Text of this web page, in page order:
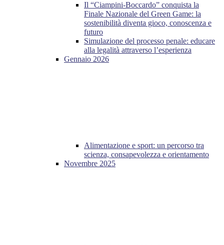
Il “Ciampini-Boccardo” conquista la
Finale Nazionale del Green Game: la
sostenibilità diventa gioco, conoscenza e
futuro
Simulazione del processo penale: educare
alla legalità attraverso l’esperienza
Gennaio 2026
Alimentazione e sport: un percorso tra
scienza, consapevolezza e orientamento
Novembre 2025